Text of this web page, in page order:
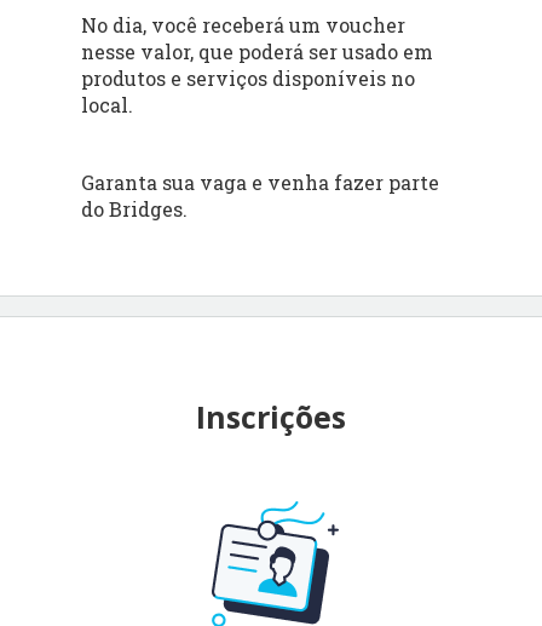
No dia, você receberá um voucher
nesse valor, que poderá ser usado em
produtos e serviços disponíveis no
local.
Garanta sua vaga e venha fazer parte
do Bridges.
Inscrições